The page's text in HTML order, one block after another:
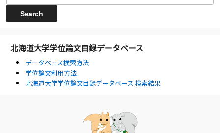
北海道大学学位論文目録データベース
データベース検索方法
学位論文利用方法
北海道大学学位論文目録データベース 検索結果